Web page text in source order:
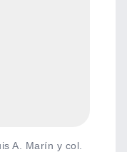
A. Marín y col.